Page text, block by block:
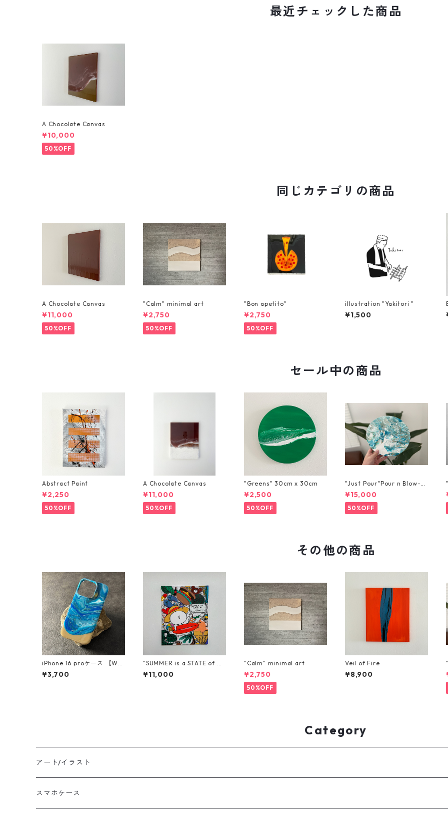
最近チェックした商品
A Chocolate Canvas
¥10,000
50%OFF
同じカテゴリの商品
A Chocolate Canvas
¥11,000
50%OFF
"Calm" minimal art
¥2,750
50%OFF
"Bon apetito"
¥2,750
50%OFF
illustration "Yakitori "
¥1,500
セール中の商品
Abstract Paint
¥2,250
50%OFF
A Chocolate Canvas
¥11,000
50%OFF
"Greens" 30cm x 30cm
¥2,500
50%OFF
"Just Pour"Pour n Blow-3
0cm x 30cm
¥15,000
50%OFF
その他の商品
iPhone 16 proケース 【Wav
es of blissシリーズ】
¥3,700
"SUMMER is a STATE of MI
ND"
¥11,000
"Calm" minimal art
¥2,750
50%OFF
Veil of Fire
¥8,900
Category
アート/イラスト
スマホケース